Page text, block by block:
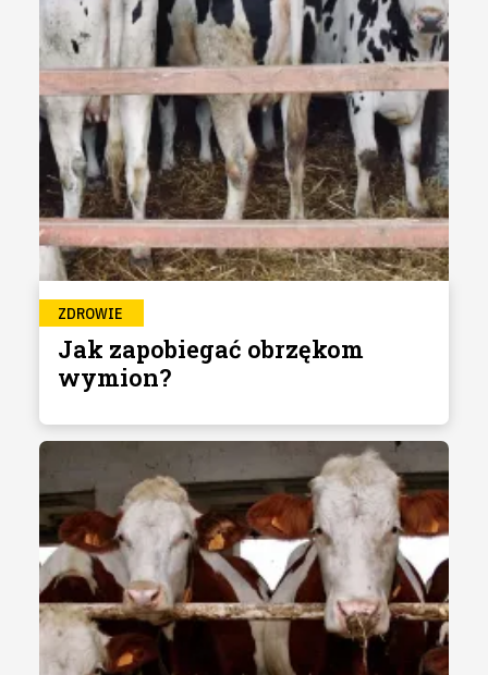
ZDROWIE
Jak zapobiegać obrzękom
wymion?